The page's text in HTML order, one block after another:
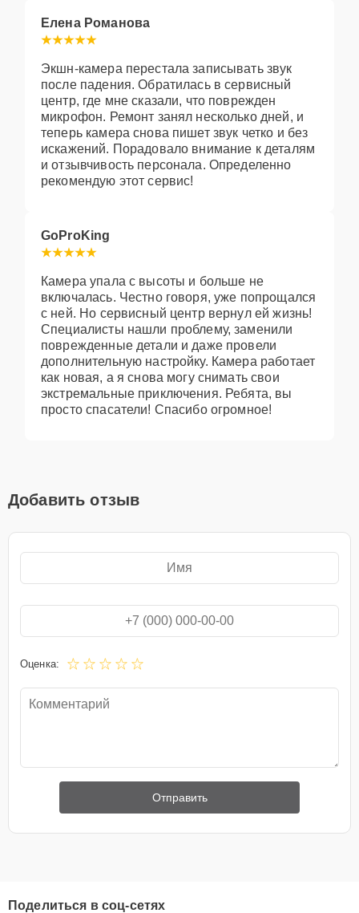
Елена Романова
Экшн-камера перестала записывать звук
после падения. Обратилась в сервисный
центр, где мне сказали, что поврежден
микрофон. Ремонт занял несколько дней, и
теперь камера снова пишет звук четко и без
искажений. Порадовало внимание к деталям
и отзывчивость персонала. Определенно
рекомендую этот сервис!
GoProKing
Камера упала с высоты и больше не
включалась. Честно говоря, уже попрощался
с ней. Но сервисный центр вернул ей жизнь!
Специалисты нашли проблему, заменили
поврежденные детали и даже провели
дополнительную настройку. Камера работает
как новая, а я снова могу снимать свои
экстремальные приключения. Ребята, вы
просто спасатели! Спасибо огромное!
Добавить отзыв
Оценка:
Отправить
Поделиться в соц-сетях